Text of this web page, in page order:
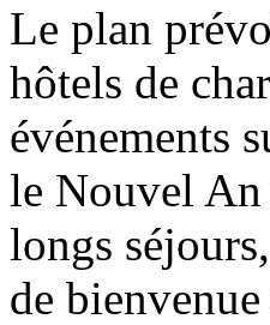
Le plan
hôtels de
événements
le Nouvel An
longs
de